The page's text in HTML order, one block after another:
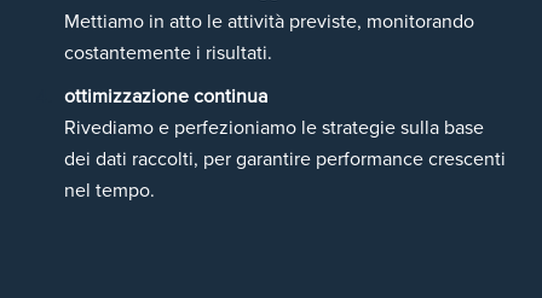
Mettiamo in atto le attività previste, monitorando
costantemente i risultati.
ottimizzazione continua
Rivediamo e perfezioniamo le strategie sulla base
dei dati raccolti, per garantire performance crescenti
nel tempo.